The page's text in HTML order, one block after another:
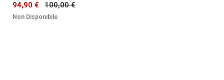
94,90 € 100,00 €
Non Disponibile